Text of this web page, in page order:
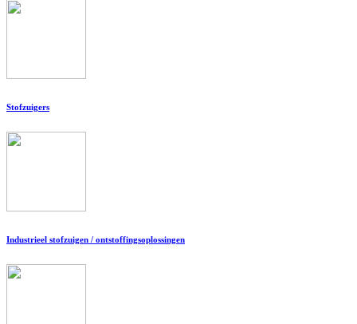
Stofzuigers
Industrieel stofzuigen / ontstoffingsoplossingen